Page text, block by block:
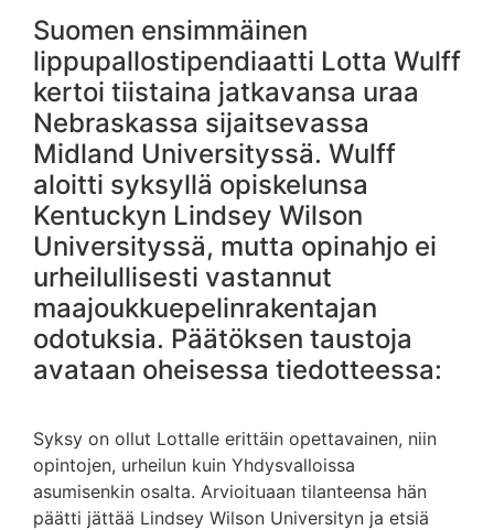
Suomen ensimmäinen
lippupallostipendiaatti Lotta Wulff
kertoi tiistaina jatkavansa uraa
Nebraskassa sijaitsevassa
Midland Universityssä. Wulff
aloitti syksyllä opiskelunsa
Kentuckyn Lindsey Wilson
Universityssä, mutta opinahjo ei
urheilullisesti vastannut
maajoukkuepelinrakentajan
odotuksia. Päätöksen taustoja
avataan oheisessa tiedotteessa:
Syksy on ollut Lottalle erittäin opettavainen, niin
opintojen, urheilun kuin Yhdysvalloissa
asumisenkin osalta. Arvioituaan tilanteensa hän
päätti jättää Lindsey Wilson Universityn ja etsiä